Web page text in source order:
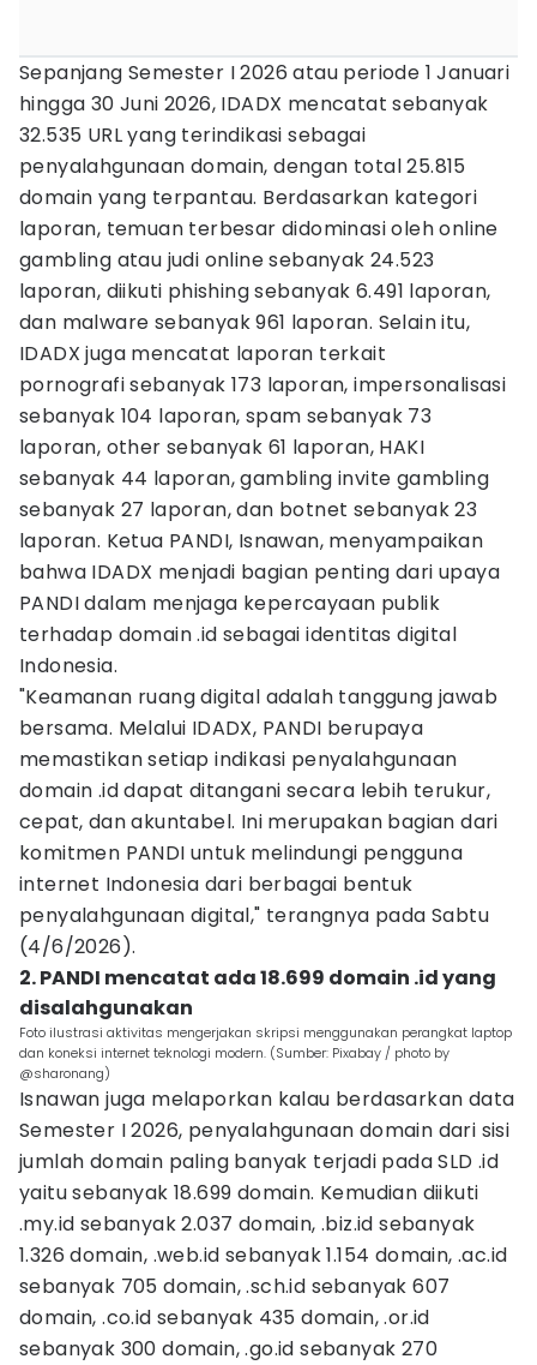
Sepanjang Semester I 2026 atau periode 1 Januari
hingga 30 Juni 2026, IDADX mencatat sebanyak
32.535 URL yang terindikasi sebagai
penyalahgunaan domain, dengan total 25.815
domain yang terpantau. Berdasarkan kategori
laporan, temuan terbesar didominasi oleh online
gambling atau judi online sebanyak 24.523
laporan, diikuti phishing sebanyak 6.491 laporan,
dan malware sebanyak 961 laporan. Selain itu,
IDADX juga mencatat laporan terkait
pornografi sebanyak 173 laporan, impersonalisasi
sebanyak 104 laporan, spam sebanyak 73
laporan, other sebanyak 61 laporan, HAKI
sebanyak 44 laporan, gambling invite gambling
sebanyak 27 laporan, dan botnet sebanyak 23
laporan. Ketua PANDI, Isnawan, menyampaikan
bahwa IDADX menjadi bagian penting dari upaya
PANDI dalam menjaga kepercayaan publik
terhadap domain .id sebagai identitas digital
Indonesia.
"Keamanan ruang digital adalah tanggung jawab
bersama. Melalui IDADX, PANDI berupaya
memastikan setiap indikasi penyalahgunaan
domain .id dapat ditangani secara lebih terukur,
cepat, dan akuntabel. Ini merupakan bagian dari
komitmen PANDI untuk melindungi pengguna
internet Indonesia dari berbagai bentuk
penyalahgunaan digital," terangnya pada Sabtu
(4/6/2026).
2. PANDI mencatat ada 18.699 domain .id yang
disalahgunakan
Foto ilustrasi aktivitas mengerjakan skripsi menggunakan perangkat laptop
dan koneksi internet teknologi modern. (Sumber: Pixabay / photo by
@sharonang)
Isnawan juga melaporkan kalau berdasarkan data
Semester I 2026, penyalahgunaan domain dari sisi
jumlah domain paling banyak terjadi pada SLD .id
yaitu sebanyak 18.699 domain. Kemudian diikuti
.my.id sebanyak 2.037 domain, .biz.id sebanyak
1.326 domain, .web.id sebanyak 1.154 domain, .ac.id
sebanyak 705 domain, .sch.id sebanyak 607
domain, .co.id sebanyak 435 domain, .or.id
sebanyak 300 domain, .go.id sebanyak 270